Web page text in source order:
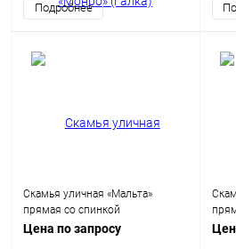
Подробнее
Скамья уличная «Мальта»
прямая со спинкой
Цена по запросу